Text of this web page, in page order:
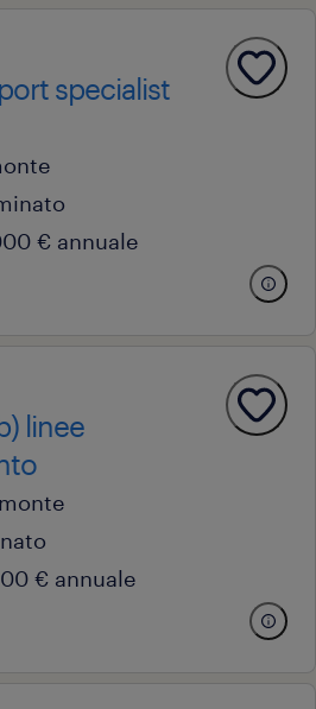
specialist
€ annuale
linee
€ annuale